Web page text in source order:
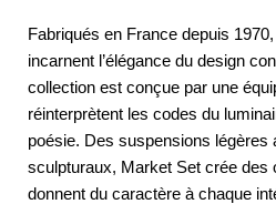
Fabriqués en France depuis
incarnent l’élégance du design
collection est conçue par une
réinterprètent les codes du
poésie. Des suspensions légères
sculpturaux, Market Set crée des
donnent du caractère à chaque